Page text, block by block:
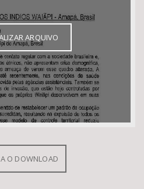
BUSCAR
ARQUIVO
O DOWNLOAD